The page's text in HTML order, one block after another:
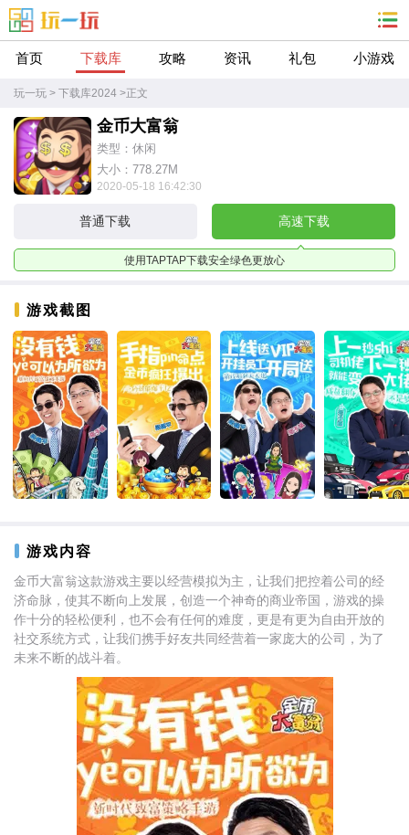
首页 下载库 攻略 资讯 礼包 小游戏
玩一玩 > 下载库2024 >正文
金币大富翁
类型：休闲
大小：778.27M
2020-05-18 16:42:30
普通下载 高速下载
使用TAPTAP下载安全绿色更放心
游戏截图
游戏内容
金币大富翁这款游戏主要以经营模拟为主，让我们把控着公司的经
济命脉，使其不断向上发展，创造一个神奇的商业帝国，游戏的操
作十分的轻松便利，也不会有任何的难度，更是有更为自由开放的
社交系统方式，让我们携手好友共同经营着一家庞大的公司，为了
未来不断的战斗着。